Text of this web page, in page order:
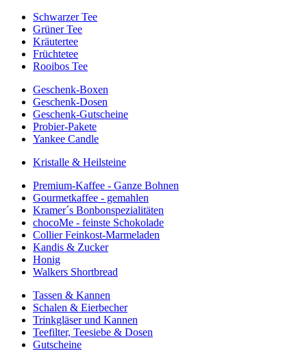
Schwarzer Tee
Grüner Tee
Kräutertee
Früchtetee
Rooibos Tee
Geschenk-Boxen
Geschenk-Dosen
Geschenk-Gutscheine
Probier-Pakete
Yankee Candle
Kristalle & Heilsteine
Premium-Kaffee - Ganze Bohnen
Gourmetkaffee - gemahlen
Kramer´s Bonbonspezialitäten
chocoMe - feinste Schokolade
Collier Feinkost-Marmeladen
Kandis & Zucker
Honig
Walkers Shortbread
Tassen & Kannen
Schalen & Eierbecher
Trinkgläser und Kannen
Teefilter, Teesiebe & Dosen
Gutscheine